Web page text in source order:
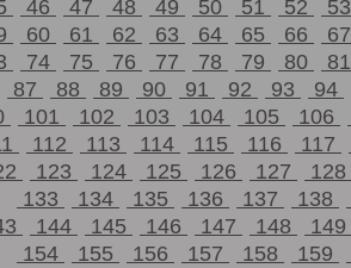
46 47 48 49 50 51 52 53
60 61 62 63 64 65 66 67
74 75 76 77 78 79 80 81
87
88 89 90 91 92 93 94
101 102 103 104 105 106
112 113 114 115 116 117
123 124 125 126 127 128
133
134 135 136 137 138
144 145 146 147 148 149
154
155 156 157 158 159